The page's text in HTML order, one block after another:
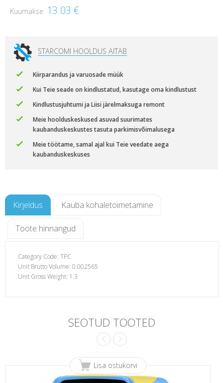
Kuumakse: 13.03 €
STARCOMI HOOLDUS AITAB
Kiirparandus ja varuosade müük
Kui Teie seade on kindlustatud, kasutage oma kindlustust
Kindlustusjuhtumi ja Liisi järelmaksuga remont
Meie hoolduskeskused asuvad suurimates
kaubanduskeskustes tasuta parkimisvõimalusega
Meie töötame, samal ajal kui Teie veedate aega
kaubanduskeskuses
Kirjeldus Kauba kohaletoimetamine
Toote hinnangud
Category Code: TPC
Unit Brutto Volume: 0.002565
Unit Gross Weight: 1.3
SEOTUD TOOTED
Lisa ostukorvi